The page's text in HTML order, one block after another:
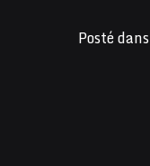
Posté dans